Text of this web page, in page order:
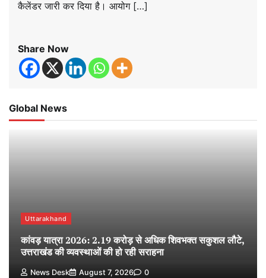
कैलेंडर जारी कर दिया है। आयोग […]
Share Now
Global News
Uttarakhand
कांवड़ यात्रा 2026: 2.19 करोड़ से अधिक शिवभक्त सकुशल लौटे,
उत्तराखंड की व्यवस्थाओं की हो रही सराहना
News Desk August 7, 2026 0